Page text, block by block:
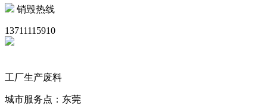
销毁热线
13711115910
工厂生产废料
城市服务点：东莞